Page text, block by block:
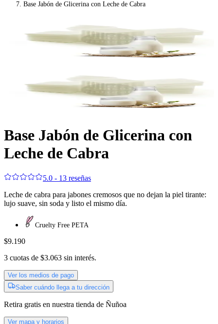
Base Jabón de Glicerina con Leche de Cabra
Base Jabón de Glicerina con
Leche de Cabra
5.0 - 13 reseñas
Leche de cabra para jabones cremosos que no dejan la piel tirante:
lujo suave, sin soda y listo el mismo día.
Cruelty Free PETA
$9.190
3 cuotas de $3.063 sin interés.
Ver los medios de pago
Saber cuándo llega a tu dirección
Retira gratis en nuestra tienda de Ñuñoa
Ver mapa y horarios